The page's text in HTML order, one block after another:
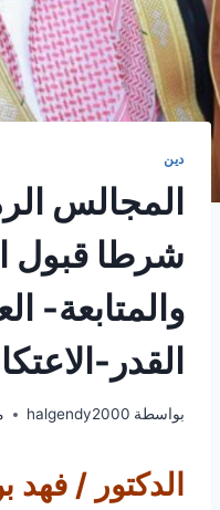
دين
شرطا قبول
والمتابعة-
القدر-
بواسطة halgendy2000
الدكتور /